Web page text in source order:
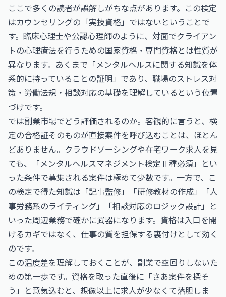
ここで多くの読者が誤解しがちな点があります。この検定
はカウンセリングの「実技資格」ではないということで
す。臨床心理士や公認心理師のように、対面でクライアン
トの心理療法を行うための国家資格・専門資格とは性質が
異なります。あくまで「メンタルヘルスに関する知識を体
系的に持っていることの証明」であり、職場のストレス対
策・労働法規・相談対応の基礎を理解しているという位置
づけです。
では副業市場でどう評価されるのか。客観的に言うと、検
定の合格証そのものが直接案件を呼び込むことは、ほとん
どありません。クラウドソーシングや在宅ワーク求人を見
ても、「メンタルヘルスマネジメント検定Ⅱ種必須」とい
った条件で募集される案件は極めて少数です。一方で、こ
の検定で得た知識は「記事監修」「研修教材の作成」「人
事労務系のライティング」「相談対応のロジック設計」と
いった周辺業務で確かに武器になります。資格は入口を開
けるカギではなく、仕事の質を担保する裏付けとして効く
のです。
この温度差を理解しておくことが、副業で空回りしないた
めの第一歩です。資格を取った直後に「さあ案件を探そ
う」と意気込むと、想像以上に求人が少なくて落胆しま